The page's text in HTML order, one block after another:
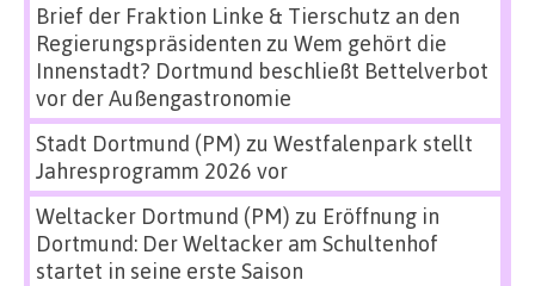
Brief der Fraktion Linke & Tierschutz an den
Regierungspräsidenten zu Wem gehört die
Innenstadt? Dortmund beschließt Bettelverbot
vor der Außengastronomie
Stadt Dortmund (PM) zu Westfalenpark stellt
Jahresprogramm 2026 vor
Weltacker Dortmund (PM) zu Eröffnung in
Dortmund: Der Weltacker am Schultenhof
startet in seine erste Saison